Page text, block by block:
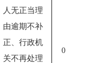
人无正当理
由逾期不补
正、行政机
关不再处理
0